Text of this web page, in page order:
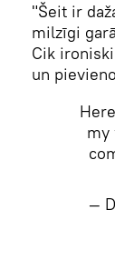
"Šeit ir
milzīgi
Cik
un
my
—